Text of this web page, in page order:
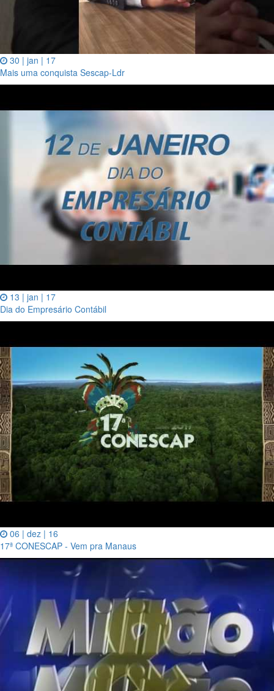
30 | jan | 17
Mais uma conquista Sescap-Ldr
13 | jan | 17
Dia do Empresário Contábil
06 | dez | 16
17ª CONESCAP - Vem pra Manaus